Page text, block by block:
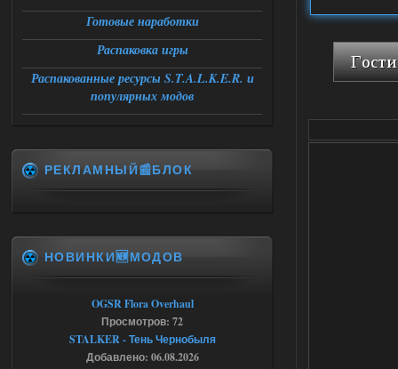
Ответить ➤
06.08.2026
Спавнер + Правки + Античит - Dead
City Final
Michman1970
06.08.2026
как изменить макс сумму
ставки в файлах чтобы
Ответить ➤
Тайна Зоны - Remaster 2026
Готовые наработки
Распаковка игры
Распакованные ресурсы S.T.A.L.K.E.R. и
популярных модов
РЕКЛАМНЫЙ📰БЛОК
НОВИНКИ🆕МОДОВ
OGSR Flora Overhaul
Просмотров: 72
STALKER - Тень Чернобыля
Добавлено: 06.08.2026